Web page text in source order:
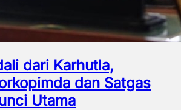
dari Karhutla,
dan Satgas
Utama